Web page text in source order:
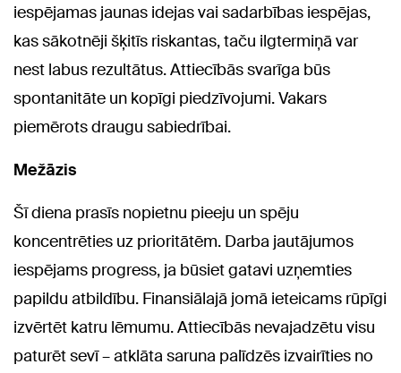
iespējamas jaunas idejas vai sadarbības iespējas,
kas sākotnēji šķitīs riskantas, taču ilgtermiņā var
nest labus rezultātus. Attiecībās svarīga būs
spontanitāte un kopīgi piedzīvojumi. Vakars
piemērots draugu sabiedrībai.
Mežāzis
Šī diena prasīs nopietnu pieeju un spēju
koncentrēties uz prioritātēm. Darba jautājumos
iespējams progress, ja būsiet gatavi uzņemties
papildu atbildību. Finansiālajā jomā ieteicams rūpīgi
izvērtēt katru lēmumu. Attiecībās nevajadzētu visu
paturēt sevī – atklāta saruna palīdzēs izvairīties no